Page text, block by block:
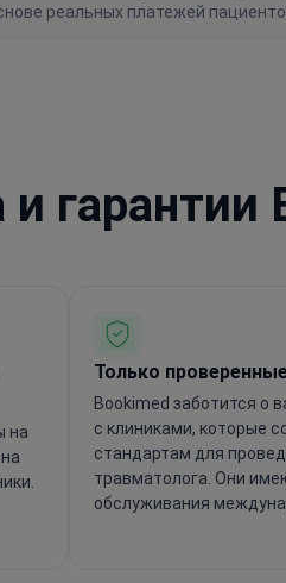
реальных платежей
гарантии
на
Только
Bookimed заботится о
с клиниками, которые
стандартам для
травматолога. Они
обслуживания